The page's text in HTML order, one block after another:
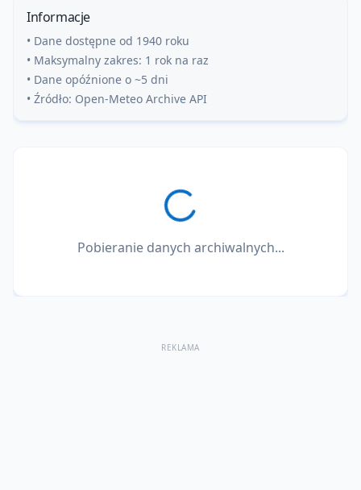
Informacje
• Dane dostępne od 1940 roku
• Maksymalny zakres: 1 rok na raz
• Dane opóźnione o ~5 dni
• Źródło: Open-Meteo Archive API
Pobieranie danych archiwalnych...
REKLAMA